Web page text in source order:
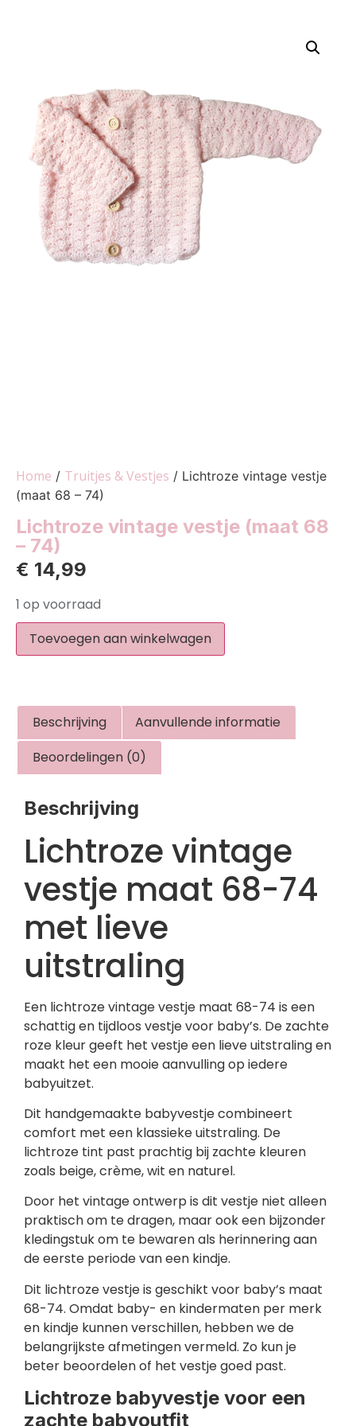
Home / Truitjes & Vestjes / Lichtroze vintage vestje
(maat 68 – 74)
Lichtroze vintage vestje (maat 68
– 74)
€ 14,99
1 op voorraad
Toevoegen aan winkelwagen
Beschrijving
Aanvullende informatie
Beoordelingen (0)
Beschrijving
Lichtroze vintage
vestje maat 68-74
met lieve
uitstraling
Een lichtroze vintage vestje maat 68-74 is een
schattig en tijdloos vestje voor baby’s. De zachte
roze kleur geeft het vestje een lieve uitstraling en
maakt het een mooie aanvulling op iedere
babyuitzet.
Dit handgemaakte babyvestje combineert
comfort met een klassieke uitstraling. De
lichtroze tint past prachtig bij zachte kleuren
zoals beige, crème, wit en naturel.
Door het vintage ontwerp is dit vestje niet alleen
praktisch om te dragen, maar ook een bijzonder
kledingstuk om te bewaren als herinnering aan
de eerste periode van een kindje.
Dit lichtroze vestje is geschikt voor baby’s maat
68-74. Omdat baby- en kindermaten per merk
en kindje kunnen verschillen, hebben we de
belangrijkste afmetingen vermeld. Zo kun je
beter beoordelen of het vestje goed past.
Lichtroze babyvestje voor een
zachte babyoutfit